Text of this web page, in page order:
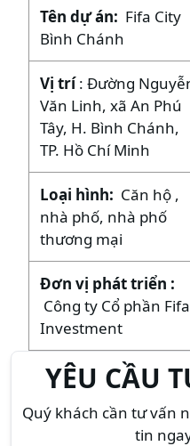
Tên dự án: Fifa City
Bình Chánh
Vị trí: Đường
Văn Linh, xã An Phú
Tây, H. Bình Chánh,
TP. Hồ Chí Minh
Loại hình: Căn hộ ,
nhà phố, nhà phố
thương mại
Đơn vị phát triển :
Công ty Cổ phần Fifa
Investment
YÊU CẦU
Quý khách cần tư vấn
tin